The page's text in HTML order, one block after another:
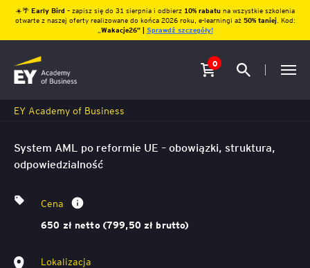
☀️🌴 Early Bird – zapisz się do 31 sierpnia i odbierz10% rabatu na wszystkie szkolenia
otwarte z naszej oferty realizowane do końca 2026 roku, e-learningi aż 50% taniej. Kod:
Wakacje26″ | Sprawdź szczegóły!
0
EY Academy of Business
System AML po reformie UE – obowiązki, struktura,
odpowiedzialność
Cena
650 zł netto (799,50 zł brutto)
Lokalizacja